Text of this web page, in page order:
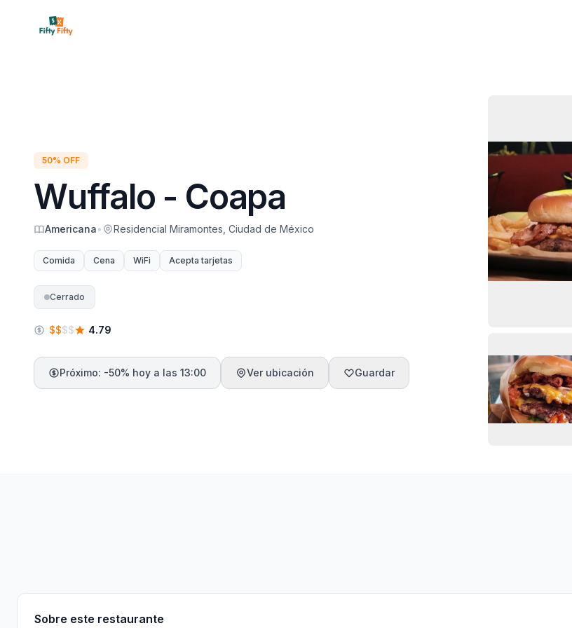
50% OFF
Wuffalo - Coapa
Americana• Residencial Miramontes, Ciudad de México
Comida Cena WiFi Acepta tarjetas
Cerrado
$$$$ 4.79
Próximo: -50% hoy a las 13:00 Ver ubicación Guardar
Sobre este restaurante